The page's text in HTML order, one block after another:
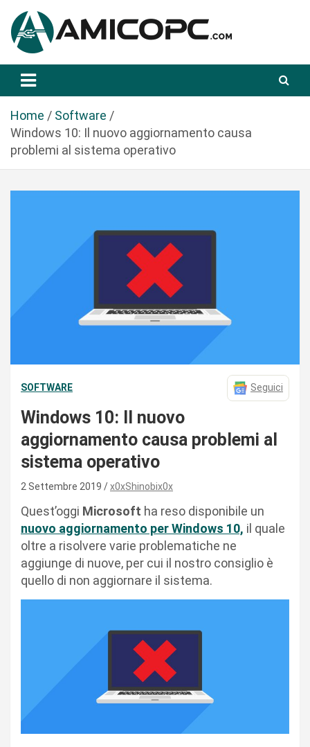
a
Amicopc.com
Home
Software
Windows 10: Il nuovo aggiornamento causa
problemi al sistema operativo
SOFTWARE Seguici
Windows 10: Il nuovo
aggiornamento causa problemi al
sistema operativo
2 Settembre 2019 x0xShinobix0x
Quest’oggi Microsoft ha reso disponibile un
nuovo aggiornamento per Windows 10, il quale
oltre a risolvere varie problematiche ne
aggiunge di nuove, per cui il nostro consiglio è
quello di non aggiornare il sistema.